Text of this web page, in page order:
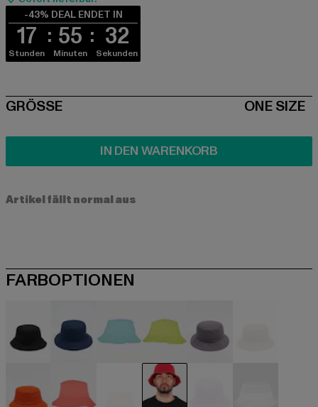
-43% DEAL ENDET IN
17
Stunden
55
Minuten
32
Sekunden
SIZE
GRÖSSE ONE SIZE
IN DEN WARENKORB
Artikel fällt normal aus
FARBOPTIONEN
grün